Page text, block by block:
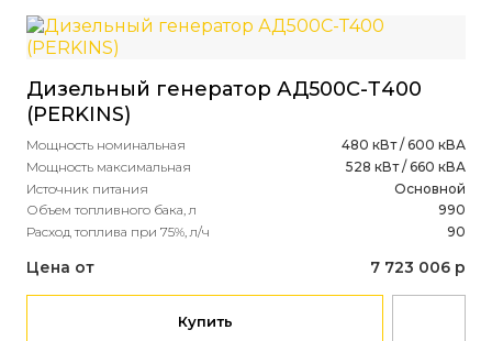
Дизельный генератор АД500С-Т400
(PERKINS)
Мощность номинальная
480 кВт / 600 кВА
Мощность максимальная
528 кВт / 660 кВА
Источник питания
Основной
Объем топливного бака, л
990
Расход топлива при 75%, л/ч
90
Цена от 7 723 006 р
Купить